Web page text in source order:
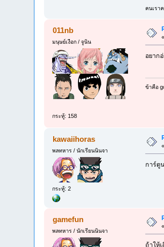
คนเรา
011nb
มนุษย์เงือก / จูนิน
กระทู้: 158
อยาก
ข้าคือ
kawaiihoras
พลทหาร / นักเรียนนินจา
กระทู้: 2
การ์ตู
gamefun
พลทหาร / นักเรียนนินจา
ถ้าให้